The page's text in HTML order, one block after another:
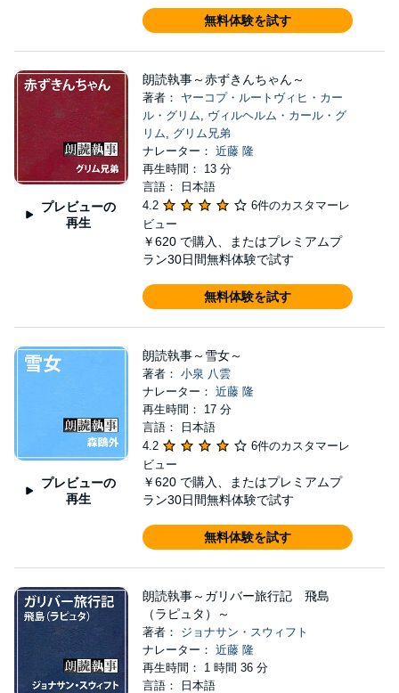
無料体験を試す
プレビューの
再生
朗読執事～赤ずきんちゃん～
著者： ヤーコプ・ルートヴィヒ・カー
ル・グリム, ヴィルヘルム・カール・グ
リム, グリム兄弟
ナレーター： 近藤 隆
再生時間： 13 分
言語： 日本語
4.2
6件のカスタマーレ
ビュー
￥620 で購入、またはプレミアムプ
ラン30日間無料体験で試す
無料体験を試す
プレビューの
再生
朗読執事～雪女～
著者： 小泉 八雲
ナレーター： 近藤 隆
再生時間： 17 分
言語： 日本語
4.2
6件のカスタマーレ
ビュー
￥620 で購入、またはプレミアムプ
ラン30日間無料体験で試す
無料体験を試す
朗読執事～ガリバー旅行記 飛島
（ラピュタ）～
著者： ジョナサン・スウィフト
ナレーター： 近藤 隆
再生時間： 1 時間 36 分
言語： 日本語